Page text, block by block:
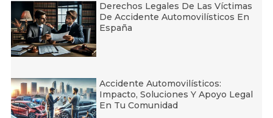
Derechos Legales De Las Víctimas
De Accidente Automovilísticos En
España
Accidente Automovilísticos:
Impacto, Soluciones Y Apoyo Legal
En Tu Comunidad